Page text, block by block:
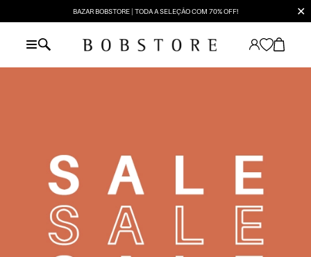
BAZAR BOBSTORE | TODA A SELEÇÃO COM 70% OFF! ✕